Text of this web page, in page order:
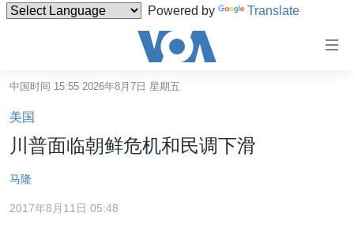
Powered by Translate
碍
链
接
跳
转
内
中国
台湾
港澳
中国时间 15:55 2026年8月7日 星期五
美国
川普面临朝鲜危机和民调下滑
马隆
2017年8月11日 05:48